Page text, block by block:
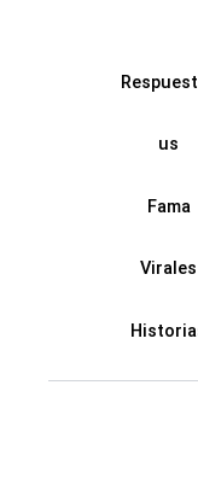
us
Fama
Virales